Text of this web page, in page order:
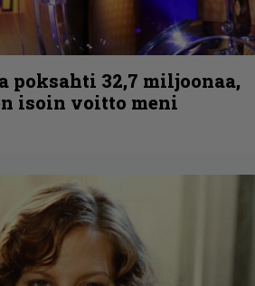
poksahti 32,7 miljoonaa,
isoin voitto meni